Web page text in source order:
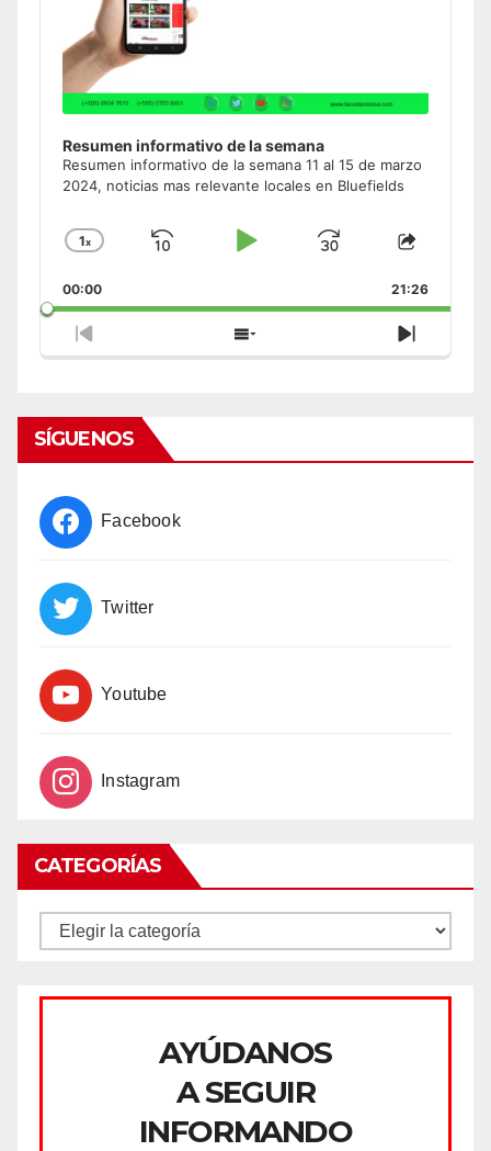
Resumen informativo de la semana
Resumen informativo de la semana 11 al 15 de marzo
2024, noticias mas relevante locales en Bluefields
Change
Rate
1x
Skip
Play
Jump
Forward
Share
Episode
00:00 21:26
Previous
Episode
Show
Episodes
Next
Episode
SÍGUENOS
Facebook
Twitter
Youtube
Instagram
CATEGORÍAS
CATEGORÍAS
AYÚDANOS
A SEGUIR
INFORMANDO